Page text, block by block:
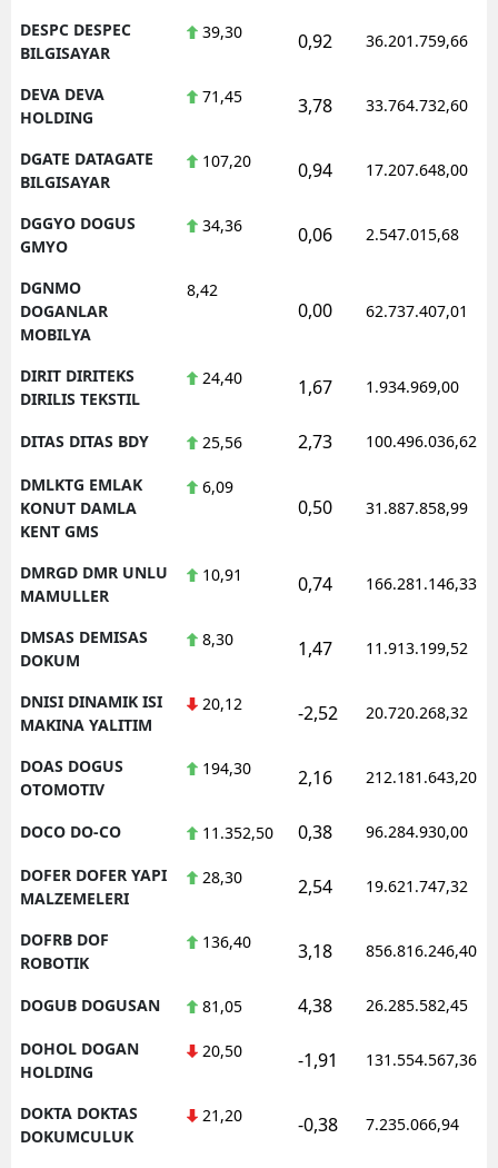
DESPC DESPEC
BILGISAYAR
39,30 0,92 36.201.759,66
DEVA DEVA
HOLDING
71,45 3,78 33.764.732,60
DGATE DATAGATE
BILGISAYAR
107,20 0,94 17.207.648,00
DGGYO DOGUS
GMYO
34,36 0,06 2.547.015,68
DGNMO
DOGANLAR
MOBILYA
8,42
0,00 62.737.407,01
DIRIT DIRITEKS
DIRILIS TEKSTIL
24,40 1,67 1.934.969,00
DITAS DITAS BDY 25,56 2,73 100.496.036,62
DMLKTG EMLAK
KONUT DAMLA
KENT GMS
6,09
0,50 31.887.858,99
DMRGD DMR UNLU
MAMULLER
10,91 0,74 166.281.146,33
DMSAS DEMISAS
DOKUM
8,30 1,47 11.913.199,52
DNISI DINAMIK ISI
MAKINA YALITIM
20,12 -2,52 20.720.268,32
DOAS DOGUS
OTOMOTIV
194,30 2,16 212.181.643,20
DOCO DO-CO 11.352,50 0,38 96.284.930,00
DOFER DOFER YAPI
MALZEMELERI
28,30 2,54 19.621.747,32
DOFRB DOF
ROBOTIK
136,40 3,18 856.816.246,40
DOGUB DOGUSAN 81,05 4,38 26.285.582,45
DOHOL DOGAN
HOLDING
20,50 -1,91 131.554.567,36
DOKTA DOKTAS
DOKUMCULUK
21,20 -0,38 7.235.066,94